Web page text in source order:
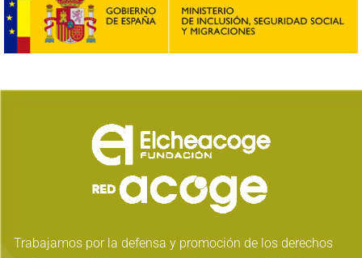
Trabajamos por la defensa y promoción de los derechos